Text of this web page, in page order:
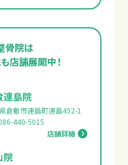
骨院は
店舗展開中！
連島院
倉敷市連島町連島452-1
440-5015
店舗詳細
院